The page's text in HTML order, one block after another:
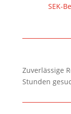
SEK-
Zuverlässige
Stunden